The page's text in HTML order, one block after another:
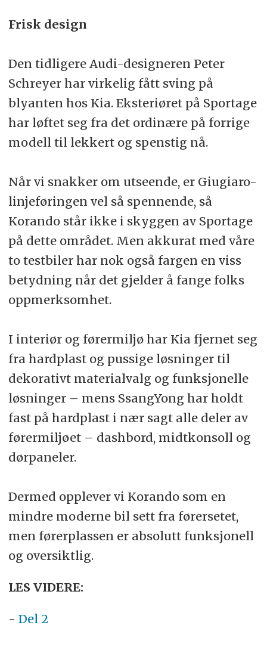
Frisk design
Den tidligere Audi-designeren Peter
Schreyer har virkelig fått sving på
blyanten hos Kia. Eksteriøret på Sportage
har løftet seg fra det ordinære på forrige
modell til lekkert og spenstig nå.
Når vi snakker om utseende, er Giugiaro-
linjeføringen vel så spennende, så
Korando står ikke i skyggen av Sportage
på dette området. Men akkurat med våre
to testbiler har nok også fargen en viss
betydning når det gjelder å fange folks
oppmerksomhet.
I interiør og førermiljø har Kia fjernet seg
fra hardplast og pussige løsninger til
dekorativt materialvalg og funksjonelle
løsninger – mens SsangYong har holdt
fast på hardplast i nær sagt alle deler av
førermiljøet – dashbord, midtkonsoll og
dørpaneler.
Dermed opplever vi Korando som en
mindre moderne bil sett fra førersetet,
men førerplassen er absolutt funksjonell
og oversiktlig.
LES VIDERE:
- Del 2